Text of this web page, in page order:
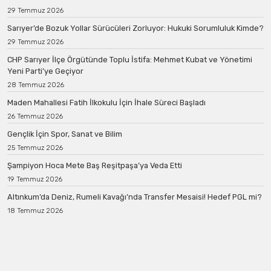
29 Temmuz 2026
Sarıyer’de Bozuk Yollar Sürücüleri Zorluyor: Hukuki Sorumluluk Kimde?
29 Temmuz 2026
CHP Sarıyer İlçe Örgütünde Toplu İstifa: Mehmet Kubat ve Yönetimi
Yeni Parti’ye Geçiyor
28 Temmuz 2026
Maden Mahallesi Fatih İlkokulu İçin İhale Süreci Başladı
26 Temmuz 2026
Gençlik İçin Spor, Sanat ve Bilim
25 Temmuz 2026
Şampiyon Hoca Mete Baş Reşitpaşa’ya Veda Etti
19 Temmuz 2026
Altınkum’da Deniz, Rumeli Kavağı’nda Transfer Mesaisi! Hedef PGL mi?
18 Temmuz 2026